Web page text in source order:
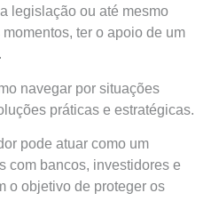
legislação ou até mesmo
ter o apoio de um
navegar por situações
práticas e estratégicas.
pode atuar como um
com bancos, investidores e
o objetivo de proteger os